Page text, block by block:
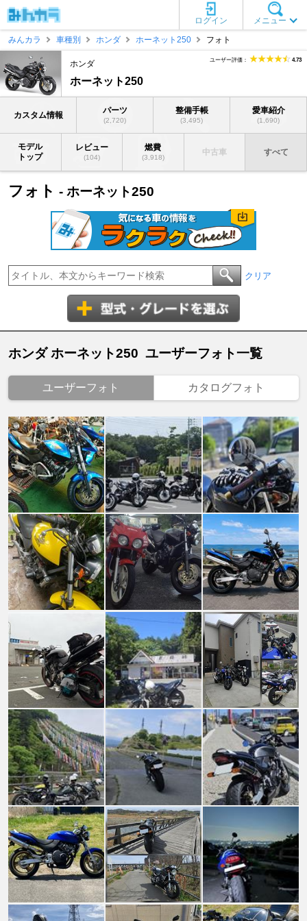
メニュー
ログイン
みんカラ
車種別 ホンダ ホーネット250 フォト
ホンダ
ホーネット250
ユーザー評価： 4.73
カスタム情報 パーツ
(2,720)
整備手帳
(3,495)
愛車紹介
(1,690)
モデル
トップ
レビュー
(104)
燃費
(3,918)
中古車 すべて
フォト - ホーネット250
クリア
ホンダ ホーネット250 ユーザーフォト一覧
ユーザーフォト カタログフォト